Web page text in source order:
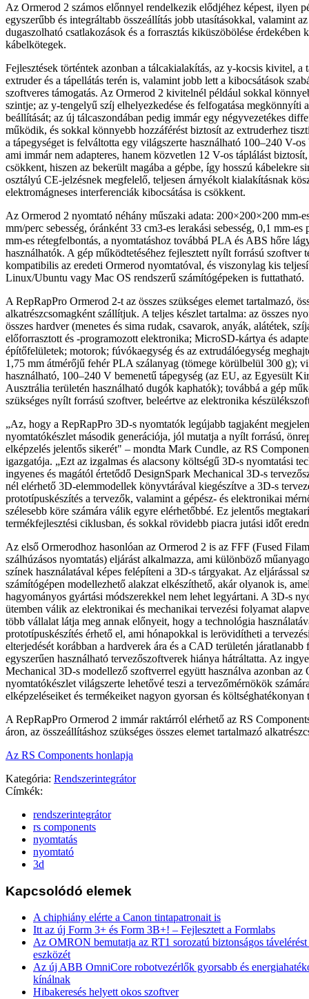
Az Ormerod 2 számos előnnyel rendelkezik elődjéhez képest, ilyen
egyszerűbb és integráltabb összeállítás jobb utasításokkal, valamint
dugaszolható csatlakozások és a forrasztás kiküszöbölése érdekében
kábelkötegek.
Fejlesztések történtek azonban a tálcakialakítás, az y-kocsis kivitel, a
extruder és a tápellátás terén is, valamint jobb lett a kibocsátások
szoftveres támogatás. Az Ormerod 2 kivitelnél például sokkal
szintje; az y-tengelyű szíj elhelyezkedése és felfogatása megkönnyíti
beállítását; az új tálcaszondában pedig immár egy négyvezetékes
működik, és sokkal könnyebb hozzáférést biztosít az extruderhez
a tápegységet is felváltotta egy világszerte használható 100–240 V-os
ami immár nem adapteres, hanem közvetlen 12 V-os táplálást biztosít,
csökkent, hiszen az bekerült magába a gépbe, így hosszú kábelekre
osztályú CE-jelzésnek megfelelő, teljesen árnyékolt kialakításnak
elektromágneses interferenciák kibocsátása is csökkent.
Az Ormerod 2 nyomtató néhány műszaki adata: 200×200×200 mm-
mm/perc sebesség, óránként 33 cm3-es lerakási sebesség, 0,1 mm-es
mm-es rétegfelbontás, a nyomtatáshoz továbbá PLA és ABS hőre
használhatók. A gép működtetéséhez fejlesztett nyílt forrású szoftver
kompatibilis az eredeti Ormerod nyomtatóval, és viszonylag kis
Linux/Ubuntu vagy Mac OS rendszerű számítógépeken is futtatható.
A RepRapPro Ormerod 2-t az összes szükséges elemet tartalmazó,
alkatrészcsomagként szállítjuk. A teljes készlet tartalma: az összes
összes hardver (menetes és sima rudak, csavarok, anyák, alátétek,
előforrasztott és -programozott elektronika; MicroSD-kártya és
építőfelületek; motorok; fúvókaegység és az extrudálóegység
1,75 mm átmérőjű fehér PLA szálanyag (tömege körülbelül 300 g);
használható, 100–240 V bemenetű tápegység (az EU, az Egyesült
Ausztrália területén használható dugók kaphatók); továbbá a gép
szükséges nyílt forrású szoftver, beleértve az elektronika
„Az, hogy a RepRapPro 3D-s nyomtatók legújabb tagjaként
nyomtatókészlet második generációja, jól mutatja a nyílt forrású,
elképzelés jelentős sikerét" – mondta Mark Cundle, az RS
igazgatója. „Ezt az izgalmas és alacsony költségű 3D-s nyomtatási
ingyenes és magától értetődő DesignSpark Mechanical 3D-s
nél elérhető 3D-elemmodellek könyvtárával kiegészítve a 3D-s
prototípuskészítés a tervezők, valamint a gépész- és elektronikai
szélesebb köre számára válik egyre elérhetőbbé. Ez jelentős
termékfejlesztési ciklusban, és sokkal rövidebb piacra jutási időt
Az első Ormerodhoz hasonlóan az Ormerod 2 is az FFF (Fused
szálhúzásos nyomtatás) eljárást alkalmazza, ami különböző
színek használatával képes felépíteni a 3D-s tárgyakat. Az eljárással
számítógépen modellezhető alakzat elkészíthető, akár olyanok is,
hagyományos gyártási módszerekkel nem lehet legyártani. A 3D-s
ütemben válik az elektronikai és mechanikai tervezési folyamat
több vállalat látja meg annak előnyeit, hogy a technológia
prototípuskészítés érhető el, ami hónapokkal is lerövidítheti a
elterjedését korábban a hardverek ára és a CAD területén járatlanabb
egyszerűen használható tervezőszoftverek hiánya hátráltatta. Az
Mechanical 3D-s modellező szoftverrel együtt használva azonban az
nyomtatókészlet világszerte lehetővé teszi a tervezőmérnökök
elképzeléseiket és termékeiket nagyon gyorsan és
A RepRapPro Ormerod 2 immár raktárról elérhető az RS
áron, az összeállításhoz szükséges összes elemet tartalmazó
Az RS Components honlapja
Kategória: Rendszerintegrátor
Címkék:
rendszerintegrátor
rs components
nyomtatás
nyomtató
3d
Kapcsolódó elemek
A chiphiány elérte a Canon tintapatronait is
Itt az új Form 3+ és Form 3B+! – Fejlesztett a Formlabs
Az OMRON bemutatja az RT1 sorozatú biztonságos
eszközét
Az új ABB OmniCore robotvezérlők gyorsabb és
kínálnak
Hibakeresés helyett okos szoftver